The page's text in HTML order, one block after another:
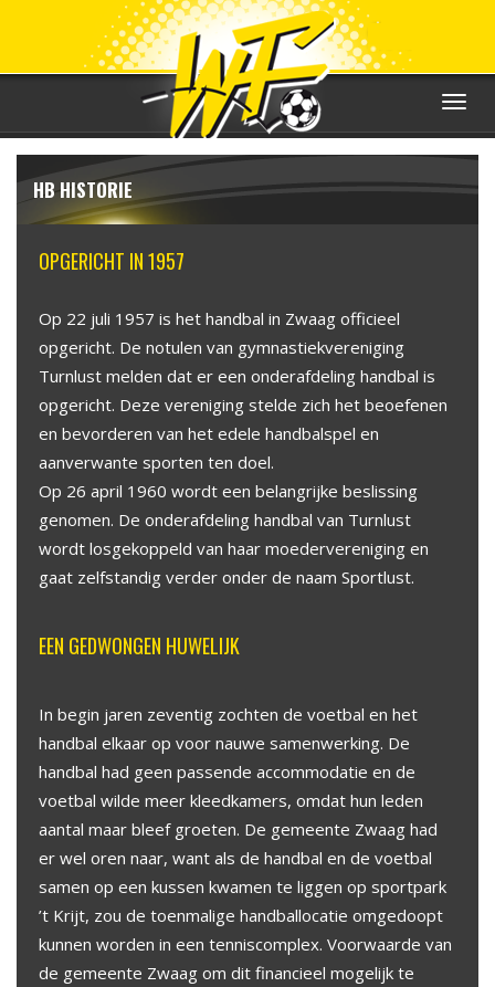
Toggle
HB HISTORIE
OPGERICHT IN 1957
Op 22 juli 1957 is het handbal in Zwaag officieel
opgericht. De notulen van gymnastiekvereniging
Turnlust melden dat er een onderafdeling handbal is
opgericht. Deze vereniging stelde zich het beoefenen
en bevorderen van het edele handbalspel en
aanverwante sporten ten doel.
Op 26 april 1960 wordt een belangrijke beslissing
genomen. De onderafdeling handbal van Turnlust
wordt losgekoppeld van haar moedervereniging en
gaat zelfstandig verder onder de naam Sportlust.
EEN GEDWONGEN HUWELIJK
In begin jaren zeventig zochten de voetbal en het
handbal elkaar op voor nauwe samenwerking. De
handbal had geen passende accommodatie en de
voetbal wilde meer kleedkamers, omdat hun leden
aantal maar bleef groeten. De gemeente Zwaag had
er wel oren naar, want als de handbal en de voetbal
samen op een kussen kwamen te liggen op sportpark
’t Krijt, zou de toenmalige handballocatie omgedoopt
kunnen worden in een tenniscomplex. Voorwaarde van
de gemeente Zwaag om dit financieel mogelijk te